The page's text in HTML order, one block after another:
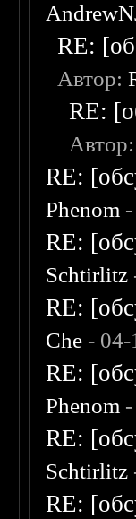
RE:
Автор:
RE:
Автор:
RE:
Phenom
RE:
Schtirlitz
RE:
Che -
RE:
Phenom
RE:
Schtirlitz
RE: